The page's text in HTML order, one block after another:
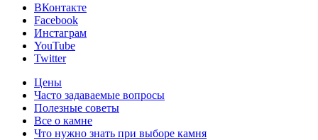
ВКонтакте
Facebook
Инстаграм
YouTube
Twitter
Цены
Часто задаваемые вопросы
Полезные советы
Все о камне
Что нужно знать при выборе камня